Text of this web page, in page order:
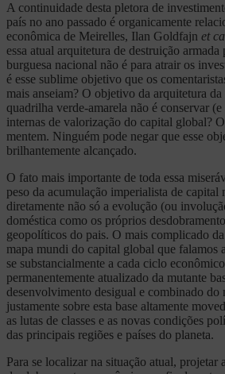
A continuidade desta pletora de
país no ano passado é organicamente
econômica de Meirelles, Ilan Goldfajn et
essa atual arquitetura de destruição armada
burguesa nacional não é para atrair os
é esse sublime objetivo que os
mais anseiam? O objetivo da arquitetura
quadrilha verde-amarela não é conservar
internas de valorização do capital global?
mentem. Ninguém pode negar que esse
brilhantemente alcançado.
O fato mais importante de toda essa
peso da acumulação imperialista de capital
diretamente não só a evolução (ou
doméstica como os próprios
geopolíticos do pais. O mais complicado
mapa mundi do capital global que falamos
se substancialmente a cada ciclo
permanentemente atualizado da mutante
desenvolvimento desigual e combinado do
justamente sobre esta base altamente
as lutas de classes e as novas condições
das principais regiões e países do planeta.
Para se localizar na situação atual, projetar